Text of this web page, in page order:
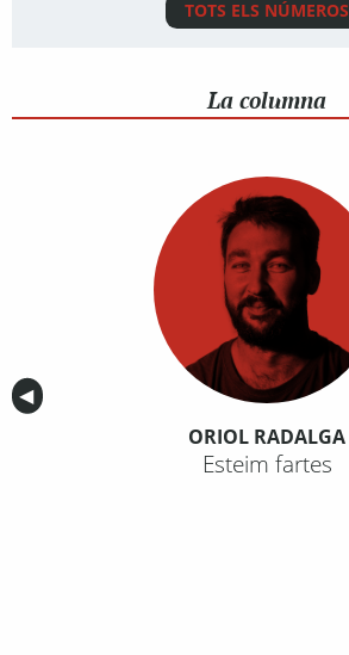
TOTS ELS NÚMEROS
La columna
Anterior
◀︎
ORIOL RADALGA
Esteim fartes